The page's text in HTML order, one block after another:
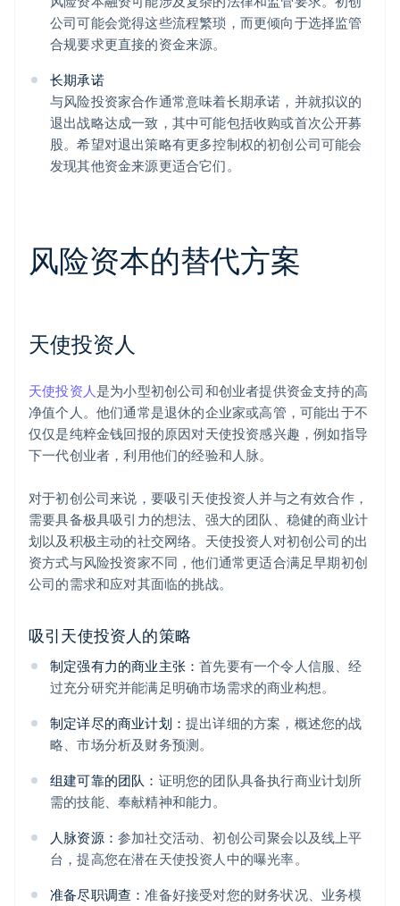
公司可能会觉得这些流程繁琐，而更倾向于选择监管
合规要求更直接的资金来源。
长期承诺
与风险投资家合作通常意味着长期承诺，并就拟议的
退出战略达成一致，其中可能包括收购或首次公开募
股。希望对退出策略有更多控制权的初创公司可能会
发现其他资金来源更适合它们。
风险资本的替代方案
天使投资人
天使投资人是为小型初创公司和创业者提供资金支持的高
净值个人。他们通常是退休的企业家或高管，可能出于不
仅仅是纯粹金钱回报的原因对天使投资感兴趣，例如指导
下一代创业者，利用他们的经验和人脉。
对于初创公司来说，要吸引天使投资人并与之有效合作，
需要具备极具吸引力的想法、强大的团队、稳健的商业计
划以及积极主动的社交网络。天使投资人对初创公司的出
资方式与风险投资家不同，他们通常更适合满足早期初创
公司的需求和应对其面临的挑战。
吸引天使投资人的策略
制定强有力的商业主张：首先要有一个令人信服、经
过充分研究并能满足明确市场需求的商业构想。
制定详尽的商业计划： 提出详细的方案，概述您的战
略、市场分析及财务预测。
组建可靠的团队： 证明您的团队具备执行商业计划所
需的技能、奉献精神和能力。
人脉资源： 参加社交活动、初创公司聚会以及线上平
台，提高您在潜在天使投资人中的曝光率。
准备尽职调查：准备好接受对您的财务状况、业务模